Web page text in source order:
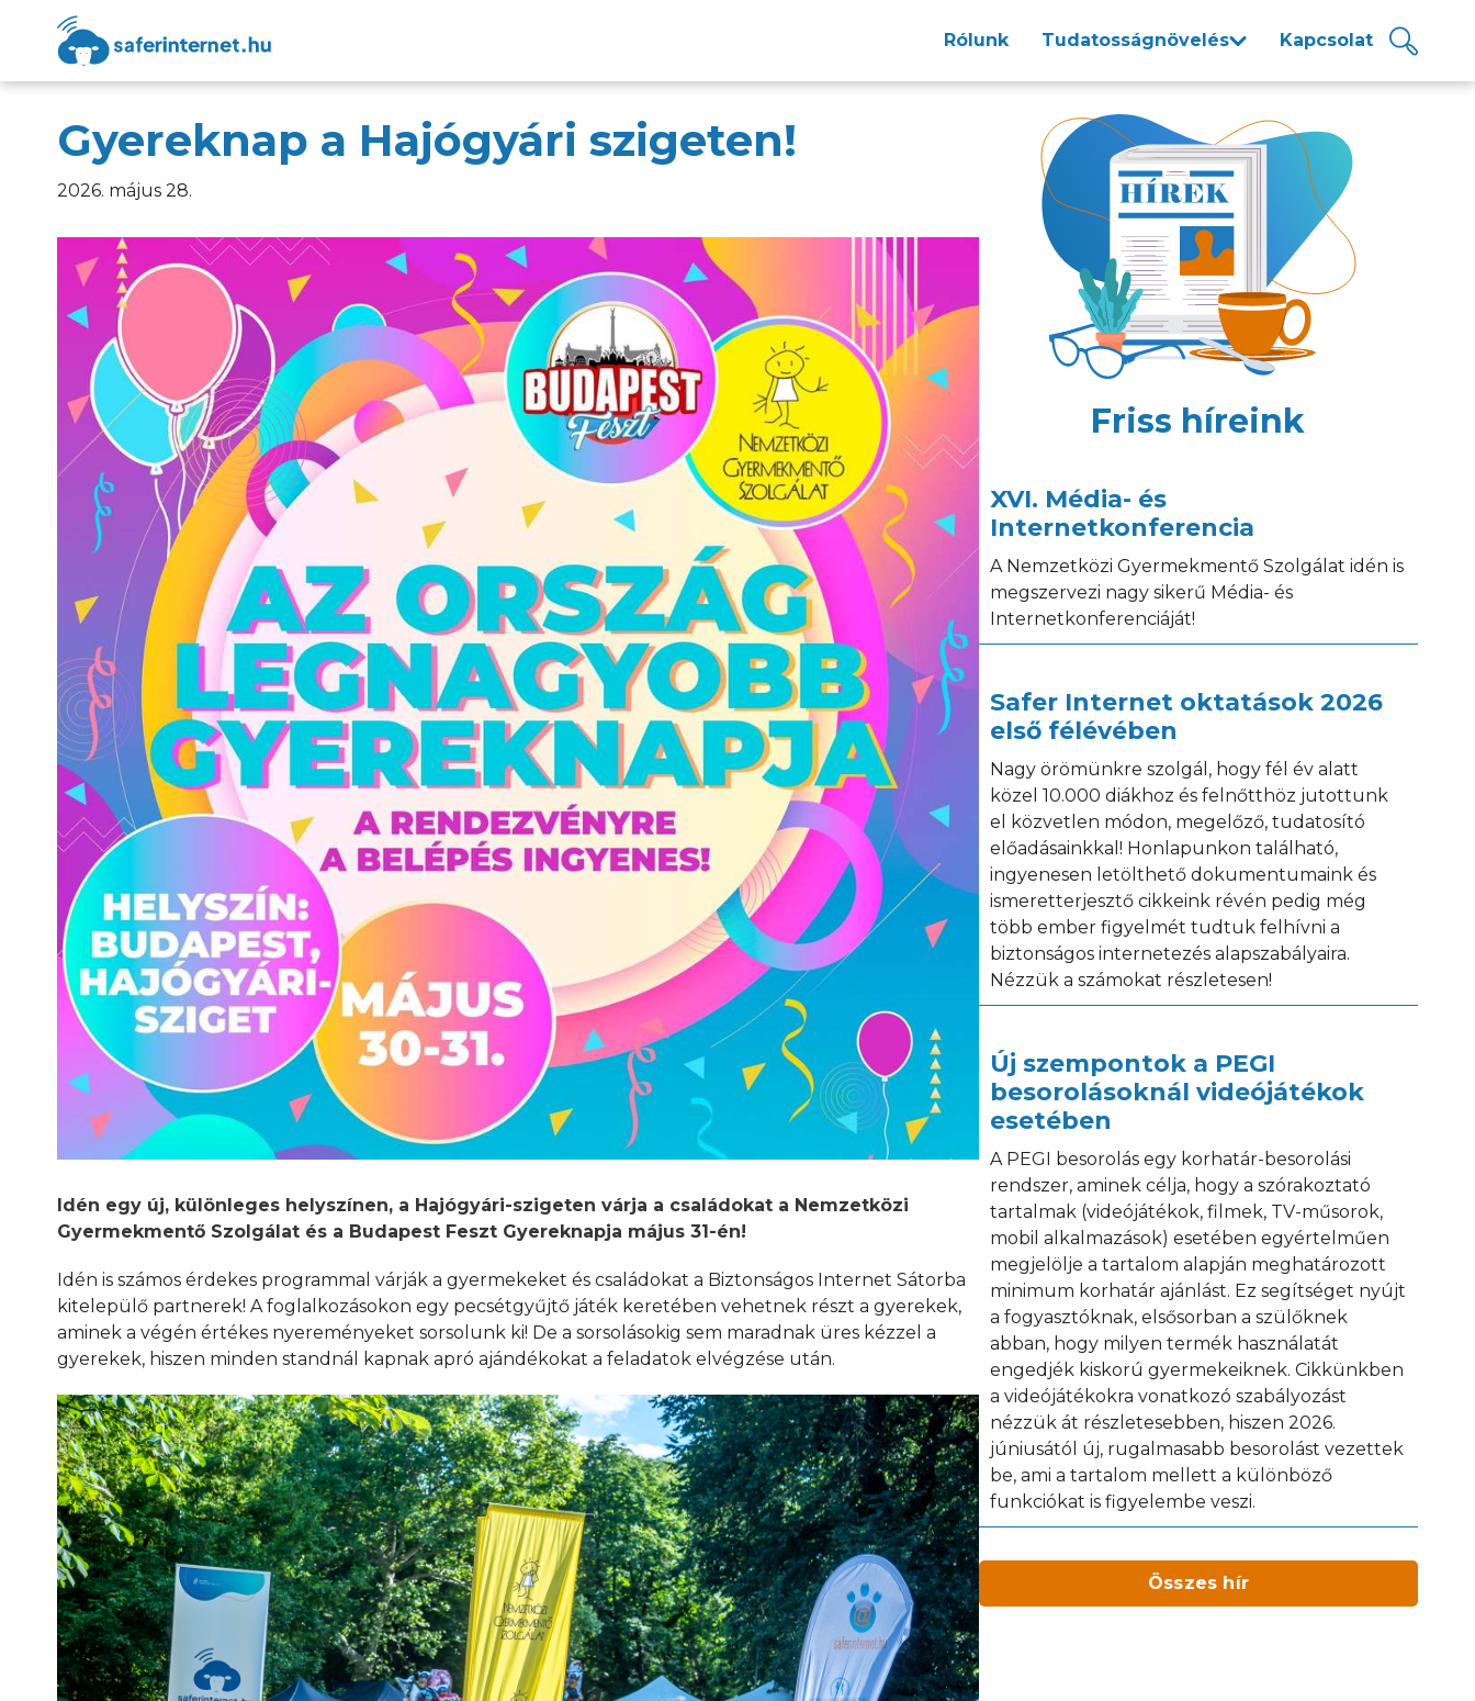
Rólunk Tudatosságnövelés Kapcsolat
Gyereknap a Hajógyári szigeten!
2026. május 28.
Idén egy új, különleges helyszínen, a Hajógyári-szigeten várja a családokat a Nemzetközi
Gyermekmentő Szolgálat és a Budapest Feszt Gyereknapja május 31-én!
Idén is számos érdekes programmal várják a gyermekeket és családokat a Biztonságos Internet Sátorba
kitelepülő partnerek! A foglalkozásokon egy pecsétgyűjtő játék keretében vehetnek részt a gyerekek,
aminek a végén értékes nyereményeket sorsolunk ki! De a sorsolásokig sem maradnak üres kézzel a
gyerekek, hiszen minden standnál kapnak apró ajándékokat a feladatok elvégzése után.
Friss híreink
XVI. Média- és
Internetkonferencia
A Nemzetközi Gyermekmentő Szolgálat idén is
megszervezi nagy sikerű Média- és
Internetkonferenciáját!
Safer Internet oktatások 2026
első félévében
Nagy örömünkre szolgál, hogy fél év alatt
közel 10.000 diákhoz és felnőtthöz jutottunk
el közvetlen módon, megelőző, tudatosító
előadásainkkal! Honlapunkon található,
ingyenesen letölthető dokumentumaink és
ismeretterjesztő cikkeink révén pedig még
több ember figyelmét tudtuk felhívni a
biztonságos internetezés alapszabályaira.
Nézzük a számokat részletesen!
Új szempontok a PEGI
besorolásoknál videójátékok
esetében
A PEGI besorolás egy korhatár-besorolási
rendszer, aminek célja, hogy a szórakoztató
tartalmak (videójátékok, filmek, TV-műsorok,
mobil alkalmazások) esetében egyértelműen
megjelölje a tartalom alapján meghatározott
minimum korhatár ajánlást. Ez segítséget nyújt
a fogyasztóknak, elsősorban a szülőknek
abban, hogy milyen termék használatát
engedjék kiskorú gyermekeiknek. Cikkünkben
a videójátékokra vonatkozó szabályozást
nézzük át részletesebben, hiszen 2026.
júniusától új, rugalmasabb besorolást vezettek
be, ami a tartalom mellett a különböző
funkciókat is figyelembe veszi.
Összes hír